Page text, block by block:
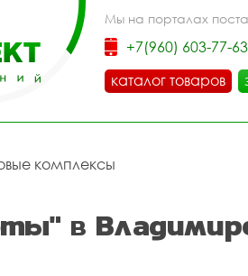
Мы на порталах
+7(960) 603-77-63
каталог товаров
комплексы
в